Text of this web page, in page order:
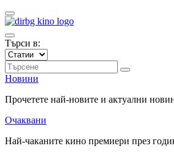
Търси в:
Новини
Прочетете най-новите и актуални
Очаквани
Най-чаканите кино премиери през